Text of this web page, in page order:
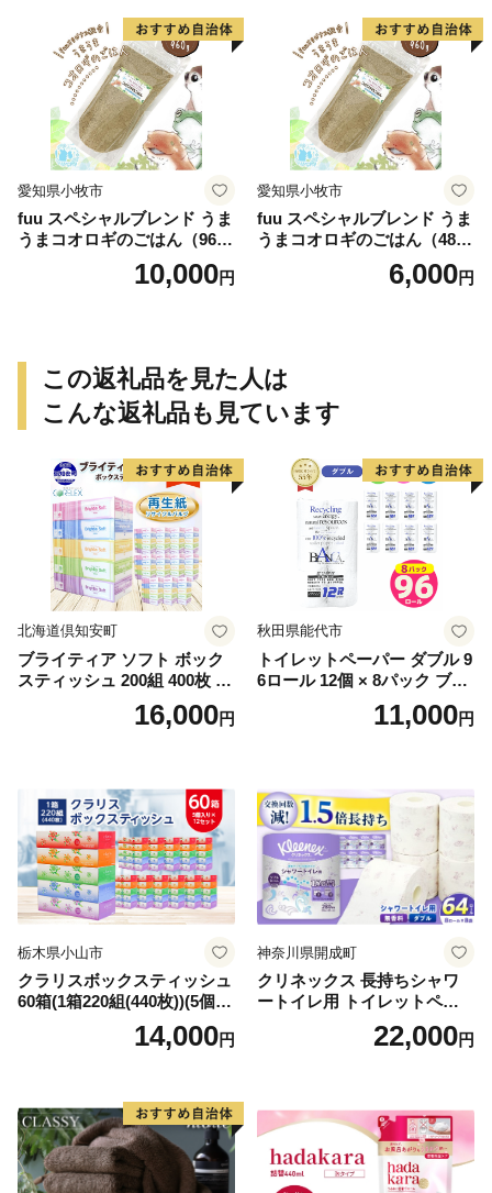
愛知県小牧市
fuu スペシャルブレンド うま
うまコオロギのごはん（960
10,000円
愛知県小牧市
fuu スペシャルブレンド うま
うまコオロギのごはん（480
6,000円
この返礼品を見た人は
こんな返礼品も見ています
北海道倶知安町
ブライティア ソフト ボック
スティッシュ 200組 400枚 60
箱 日本製 まとめ買い ティッ
シュ リサイクル 長持 防災 常
倶知安町 日用品
16,000円
秋田県能代市
トイレットペーパー ダブル 9
6ロール 12個 × 8パック ブラ
ンカ 再生紙 100％ 芯あり 日
用品 消耗品 無香料 生活用品
11,000円
栃木県小山市
クラリスボックスティッシュ
60箱(1箱220組(440枚))(5個入
り×12セット)【1256759】
14,000円
神奈川県開成町
クリネックス 長持ちシャワ
ートイレ用 トイレットペー
パー（ダブル）64ロール(8ロ
ール×8パック) 開成町 トイレ
蓄 防災 エコ 消耗品 生活雑貨
生活用品 無香料 トイレット
ペーパー ダブル といれっと
ぺーぱー トイレ クレシア ト
22,000円